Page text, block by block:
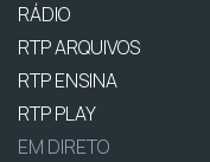
RÁDIO
RTP ARQUIVOS
RTP ENSINA
RTP PLAY
EM DIRETO